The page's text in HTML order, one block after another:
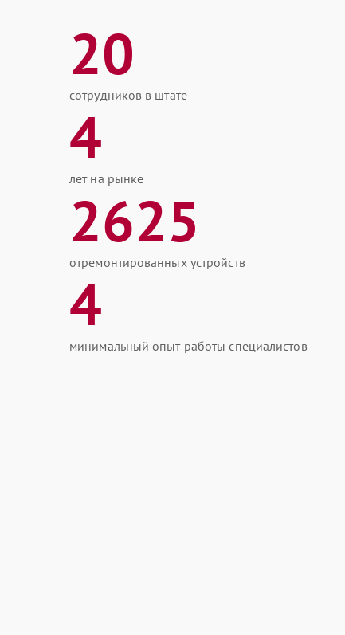
20
сотрудников в штате
4
лет на рынке
2625
отремонтированных устройств
4
минимальный опыт работы специалистов